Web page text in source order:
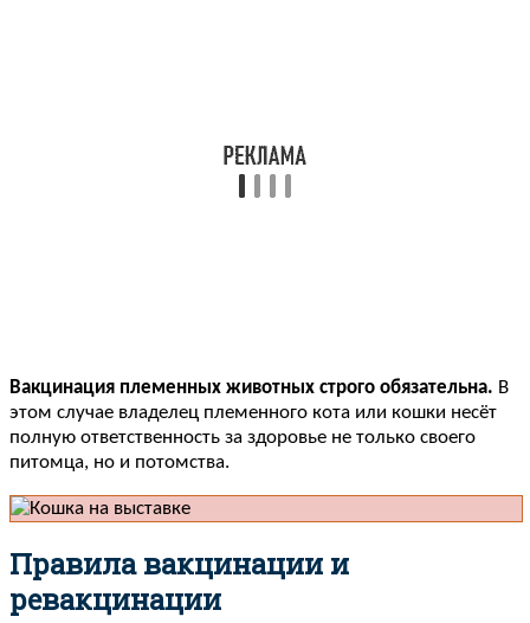
Вакцинация племенных животных строго обязательна. В
этом случае владелец племенного кота или кошки несёт
полную ответственность за здоровье не только своего
питомца, но и потомства.
Правила вакцинации и
ревакцинации